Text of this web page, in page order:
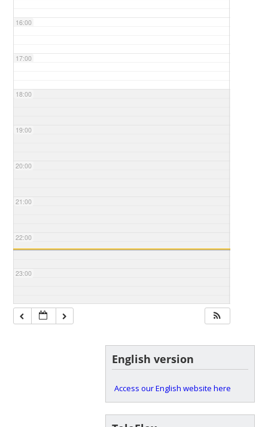
16:00
17:00
18:00
19:00
20:00
21:00
22:00
23:00
English version
Access our English website here